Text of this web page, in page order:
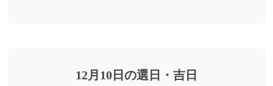
12月10日の選日・吉日